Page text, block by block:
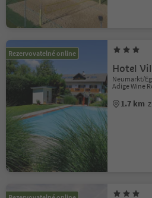
Rezervovatelné online
Hotel
Neumarkt/
Adige Wine
1.7 km